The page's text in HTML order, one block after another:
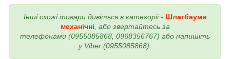
Інші схожі товари дивіться в категорії - Шлагбауми
механічні, або звертайтесь за
телефонами (0955085868, 0968356767) або напишіть
у Viber (0955085868).